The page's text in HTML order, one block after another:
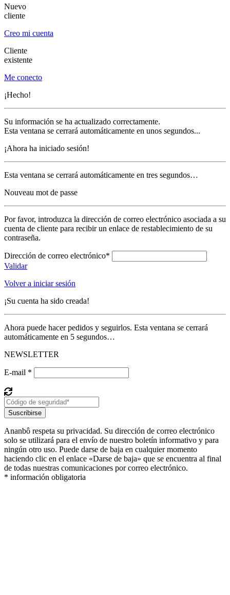
Nuevo
cliente
Creo mi cuenta
Cliente
existente
Me conecto
¡Hecho!
Su información se ha actualizado correctamente.
Esta ventana se cerrará automáticamente en unos segundos...
¡Ahora ha iniciado sesión!
Esta ventana se cerrará automáticamente en tres segundos…
Nouveau mot de passe
Por favor, introduzca la dirección de correo electrónico asociada a su
cuenta de cliente para recibir un enlace de restablecimiento de su
contraseña.
Dirección de correo electrónico*
Validar
Volver a iniciar sesión
¡Su cuenta ha sido creada!
Ahora puede hacer pedidos y seguirlos. Esta ventana se cerrará
automáticamente en 5 segundos…
NEWSLETTER
E-mail *
Suscribirse
Ananbô respeta su privacidad. Su dirección de correo electrónico
solo se utilizará para el envío de nuestro boletín informativo y para
ningún otro uso. Puede darse de baja en cualquier momento
haciendo clic en el enlace «Darse de baja» que se encuentra al final
de todas nuestras comunicaciones por correo electrónico.
* información obligatoria